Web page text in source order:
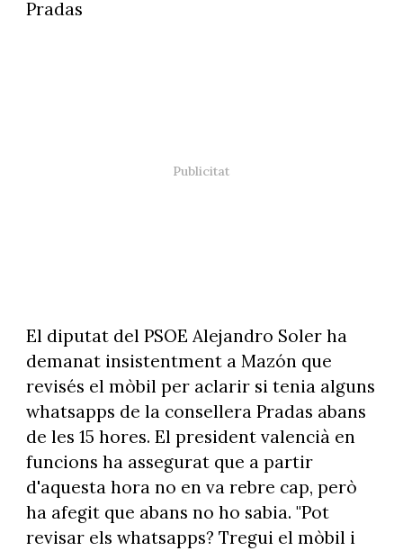
Pradas
El diputat del PSOE Alejandro Soler ha
demanat insistentment a Mazón que
revisés el mòbil per aclarir si tenia alguns
whatsapps de la consellera Pradas abans
de les 15 hores. El president valencià en
funcions ha assegurat que a partir
d'aquesta hora no en va rebre cap, però
ha afegit que abans no ho sabia. "Pot
revisar els whatsapps? Tregui el mòbil i